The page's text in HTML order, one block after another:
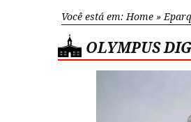
Você está em: Home »
OLYMPUS